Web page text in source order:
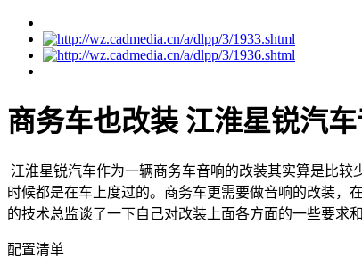
商务车也改装 江淮星锐汽
江淮星锐汽车作为一辆商务车音响的改装其实算是比
时候都是在车上度过的。商务车更需要做音响的改装，
的技术总监谈了一下自己对改装上面各方面的一些要求
配置清单